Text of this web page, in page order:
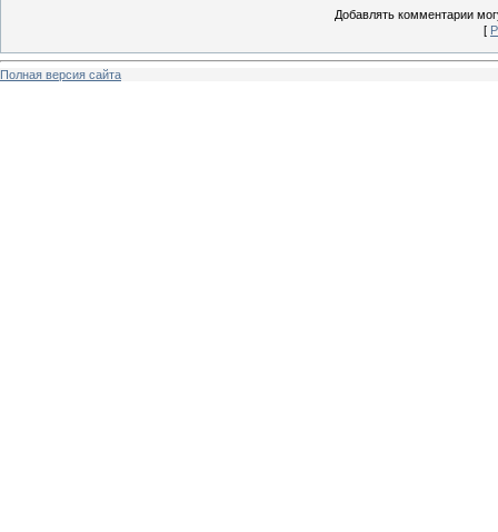
Добавлять комментарии
[
Полная версия сайта